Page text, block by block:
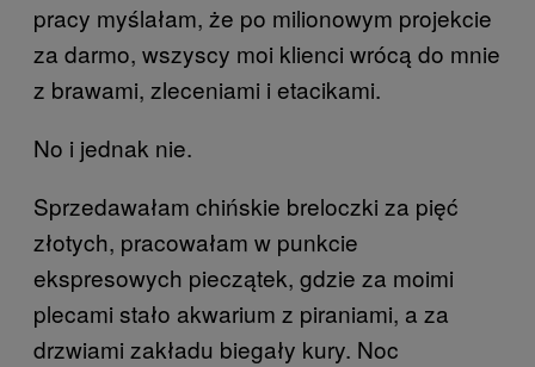
pracy myślałam, że po milionowym projekcie
za darmo, wszyscy moi klienci wrócą do mnie
z brawami, zleceniami i etacikami.
No i jednak nie.
Sprzedawałam chińskie breloczki za pięć
złotych, pracowałam w punkcie
ekspresowych pieczątek, gdzie za moimi
plecami stało akwarium z piraniami, a za
drzwiami zakładu biegały kury. Noc